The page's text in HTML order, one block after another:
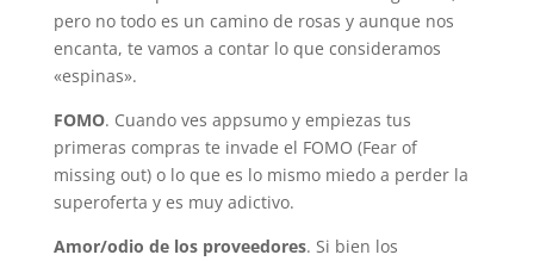
pero no todo es un camino de rosas y aunque nos
encanta, te vamos a contar lo que consideramos
«espinas».
FOMO. Cuando ves appsumo y empiezas tus
primeras compras te invade el FOMO (Fear of
missing out) o lo que es lo mismo miedo a perder la
superoferta y es muy adictivo.
Amor/odio de los proveedores. Si bien los